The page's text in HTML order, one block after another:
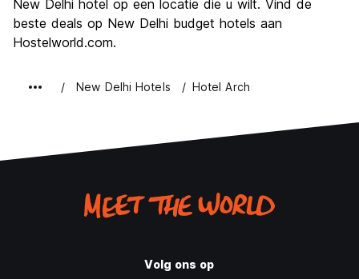
New Delhi hotel op een locatie die u wilt. Vind de
beste deals op New Delhi budget hotels aan
Hostelworld.com.
New Delhi Hotels Hotel Arch
Volg ons op